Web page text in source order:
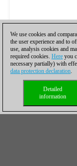
We use cookies and
the user experience and to
use, analysis cookies and
required cookies. Here you
necessary partially) with
data protection declaration.
Detailed
information